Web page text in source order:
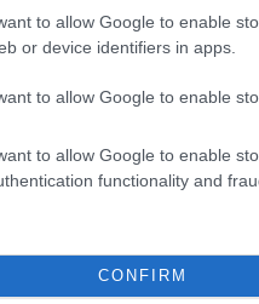
to allow Google to enable
or device identifiers in apps.
to allow Google to enable
to allow Google to enable
functionality and
CONFIRM